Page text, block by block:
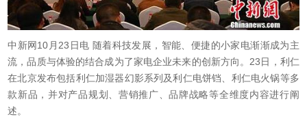
中新网10月23日电 随着科技发展，智能、便捷的小家电渐渐成为主
流，品质与体验的结合成为了家电企业未来的创新方向。23日，利仁
在北京发布包括利仁加湿器幻影系列及利仁电饼铛、利仁电火锅等多
款新品，并对产品规划、营销推广、品牌战略等全维度内容进行阐
述。